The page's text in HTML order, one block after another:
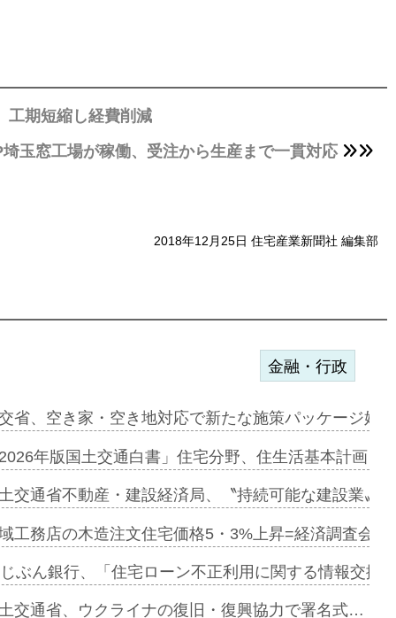
工期短縮し経費削減
玉窓工場が稼働、受注から生産まで一貫対応
2018年12月25日 住宅産業新聞社 編集部
サー契約…
起用…
ミーレキ…
も城南エ…
合型の賃…
ンカフェ…
金融・行政
省、空き家・空き地対応で新たな施策パッケージ始
年版国土交通白書」住宅分野、住生活基本計画を
交通省不動産・建設経済局、〝持続可能な建設業〟
工務店の木造注文住宅価格5・3%上昇=経済調査会
ぶん銀行、「住宅ローン不正利用に関する情報交換
交通省、ウクライナの復旧・復興協力で署名式…